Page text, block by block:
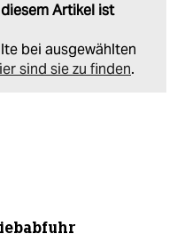
Artikel ist
bei ausgewählten
sind sie zu finden.